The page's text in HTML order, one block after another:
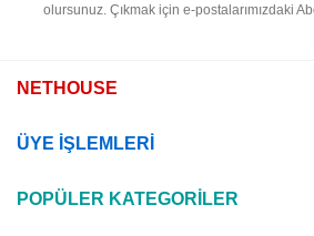
olursunuz. Çıkmak için e-postalarımızdaki
NETHOUSE
ÜYE İŞLEMLERİ
POPÜLER KATEGORİLER